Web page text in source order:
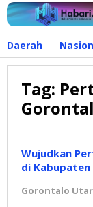
Lewati
ke
Daerah
Tag:
Wujudkan
di
Gorontalo